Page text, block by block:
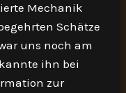
Mechanik
Schätze
uns noch am
ihn bei
zur